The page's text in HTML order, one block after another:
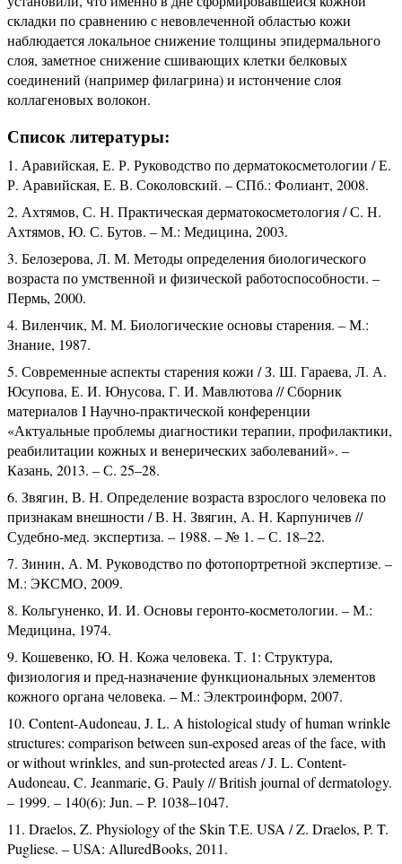
складки по сравнению с невовлеченной областью кожи
наблюдается локальное снижение толщины эпидермального
слоя, заметное снижение сшивающих клетки белковых
соединений (например филагрина) и истончение слоя
коллагеновых волокон.
Список литературы:
Аравийская, Е. Р. Руководство по дерматокосметологии / Е.
Р. Аравийская, Е. В. Соколовский. – СПб.: Фолиант, 2008.
Ахтямов, С. Н. Практическая дерматокосметология / С. Н.
Ахтямов, Ю. С. Бутов. – М.: Медицина, 2003.
Белозерова, Л. М. Методы определения биологического
возраста по умственной и физической работоспособности. –
Пермь, 2000.
Виленчик, М. М. Биологические основы старения. – М.:
Знание, 1987.
Современные аспекты старения кожи / З. Ш. Гараева, Л. А.
Юсупова, Е. И. Юнусова, Г. И. Мавлютова // Сборник
материалов I Научно-практической конференции
«Актуальные проблемы диагностики терапии, профилактики,
реабилитации кожных и венерических заболеваний». –
Казань, 2013. – С. 25–28.
Звягин, В. Н. Определение возраста взрослого человека по
признакам внешности / В. Н. Звягин, А. Н. Карпуничев //
Судебно-мед. экспертиза. – 1988. – № 1. – С. 18–22.
Зинин, А. М. Руководство по фотопортретной экспертизе. –
М.: ЭКСМО, 2009.
Кольгуненко, И. И. Основы геронто-косметологии. – М.:
Медицина, 1974.
Кошевенко, Ю. Н. Кожа человека. Т. 1: Структура,
физиология и пред-назначение функциональных элементов
кожного органа человека. – М.: Электроинформ, 2007.
Content-Audoneau, J. L. A histological study of human wrinkle
structures: comparison between sun-exposed areas of the face, with
or without wrinkles, and sun-protected areas / J. L. Content-
Audoneau, C. Jeanmarie, G. Pauly // British journal of dermatology.
– 1999. – 140(6): Jun. – P. 1038–1047.
Draelos, Z. Physiology of the Skin T.E. USA / Z. Draelos, P. T.
Pugliese. – USA: AlluredBooks, 2011.